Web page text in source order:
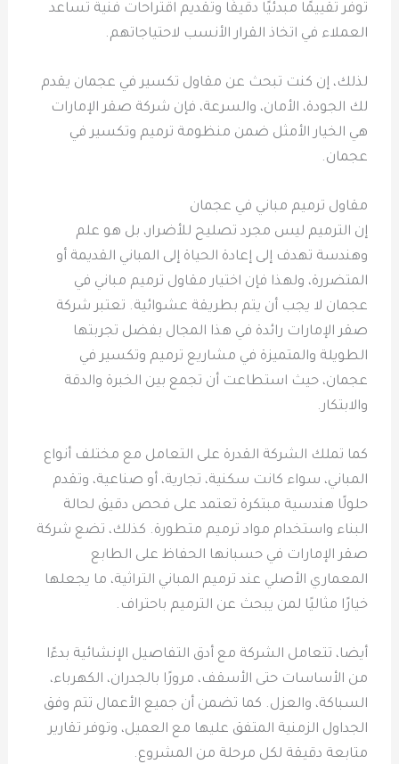
توفر تقييمًا مبدئيًا دقيقًا وتقديم اقتراحات فنية تُساعد
العملاء في اتخاذ القرار الأنسب لاحتياجاتهم.
لذلك، إن كنت تبحث عن مقاول تكسير في عجمان يقدم
لك الجودة، الأمان، والسرعة، فإن شركة صقر الإمارات
هي الخيار الأمثل ضمن منظومة ترميم وتكسير في
عجمان.
مقاول ترميم مباني في عجمان
إن الترميم ليس مجرد تصليح للأضرار، بل هو علم
وهندسة تهدف إلى إعادة الحياة إلى المباني القديمة أو
المتضررة، ولهذا فإن اختيار مقاول ترميم مباني في
عجمان لا يجب أن يتم بطريقة عشوائية. تعتبر شركة
صقر الإمارات رائدة في هذا المجال بفضل تجربتها
الطويلة والمتميزة في مشاريع ترميم وتكسير في
عجمان، حيث استطاعت أن تجمع بين الخبرة والدقة
والابتكار.
كما تملك الشركة القدرة على التعامل مع مختلف أنواع
المباني، سواء كانت سكنية، تجارية، أو صناعية، وتقدم
حلولًا هندسية مبتكرة تعتمد على فحص دقيق لحالة
البناء واستخدام مواد ترميم متطورة. كذلك، تضع شركة
صقر الإمارات في حسبانها الحفاظ على الطابع
المعماري الأصلي عند ترميم المباني التراثية، ما يجعلها
خيارًا مثاليًا لمن يبحث عن الترميم باحتراف.
أيضا، تتعامل الشركة مع أدق التفاصيل الإنشائية بدءًا
من الأساسات حتى الأسقف، مرورًا بالجدران، الكهرباء،
السباكة، والعزل. كما تضمن أن جميع الأعمال تتم وفق
الجداول الزمنية المتفق عليها مع العميل، وتوفر تقارير
متابعة دقيقة لكل مرحلة من المشروع.